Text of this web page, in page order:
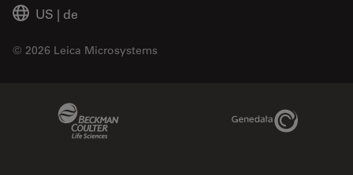
US | de
© 2026 Leica Microsystems
Genedata Link